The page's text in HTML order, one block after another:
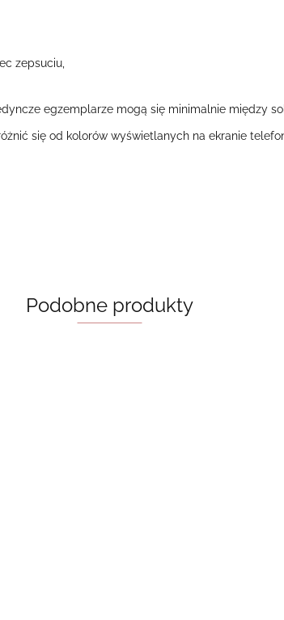
zepsuciu,
egzemplarze mogą się minimalnie między
się od kolorów wyświetlanych na ekranie
Podobne produkty